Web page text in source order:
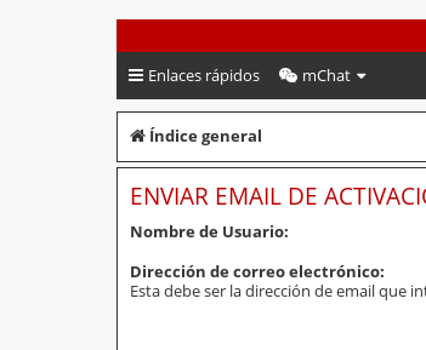
PeruVoley.com
Enlaces rápidos mChat
Índice general
ENVIAR EMAIL DE
Nombre de Usuario:
Dirección de correo electrónico:
Esta debe ser la dirección de email que